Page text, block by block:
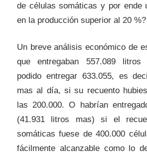
de células somáticas y por ende
en la producción superior al 20 %?
Un breve análisis económico de
que entregaban 557.089 litros
podido entregar 633.055, es
mas al día, si su recuento
las 200.000. O habrían
(41.931 litros mas) si el
somáticas fuese de 400.000
fácilmente alcanzable como lo